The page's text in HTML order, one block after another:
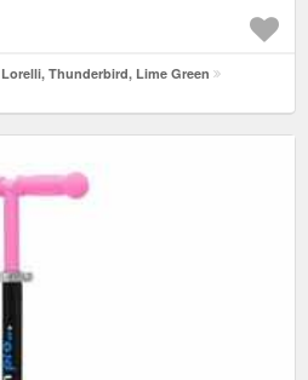
Thunderbird, Lime Green